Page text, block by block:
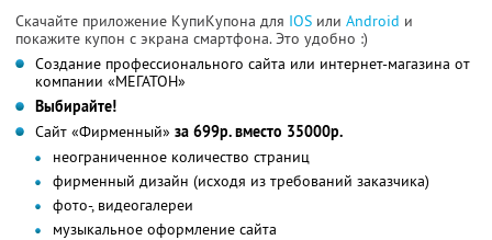
Скачайте приложение КупиКупона для IOS или Android и
покажите купон с экрана смартфона. Это удобно :)
Создание профессионального сайта или интернет-магазина от
компании «МЕГАТОН»
Выбирайте!
Сайт «Фирменный» за 699р. вместо 35000р.
неограниченное количество страниц
фирменный дизайн (исходя из требований заказчика)
фото-, видеогалереи
музыкальное оформление сайта